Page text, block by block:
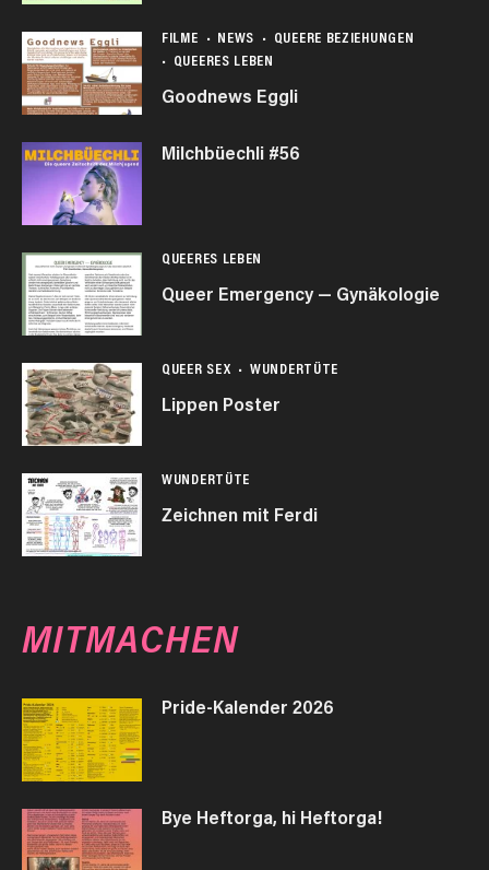
FILME NEWS
QUEERE BEZIEHUNGEN
QUEERES LEBEN
Goodnews Eggli
Milchbüechli #56
QUEERES LEBEN
Queer Emergency — Gynäkologie
QUEER SEX WUNDERTÜTE
Lippen Poster
WUNDERTÜTE
Zeichnen mit Ferdi
MITMACHEN
Pride-Kalender 2026
Bye Heftorga, hi Heftorga!